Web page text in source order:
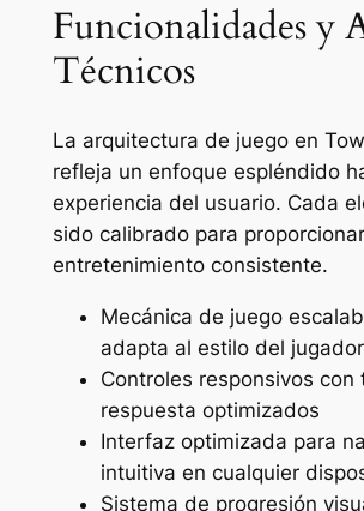
Funcionalidades y
Técnicos
La arquitectura de juego en
refleja un enfoque espléndido
experiencia del usuario. Cada
sido calibrado para proporcionar
entretenimiento consistente.
Mecánica de juego
adapta al estilo del jugador
Controles responsivos con
respuesta optimizados
Interfaz optimizada para
intuitiva en cualquier
Sistema de progresión